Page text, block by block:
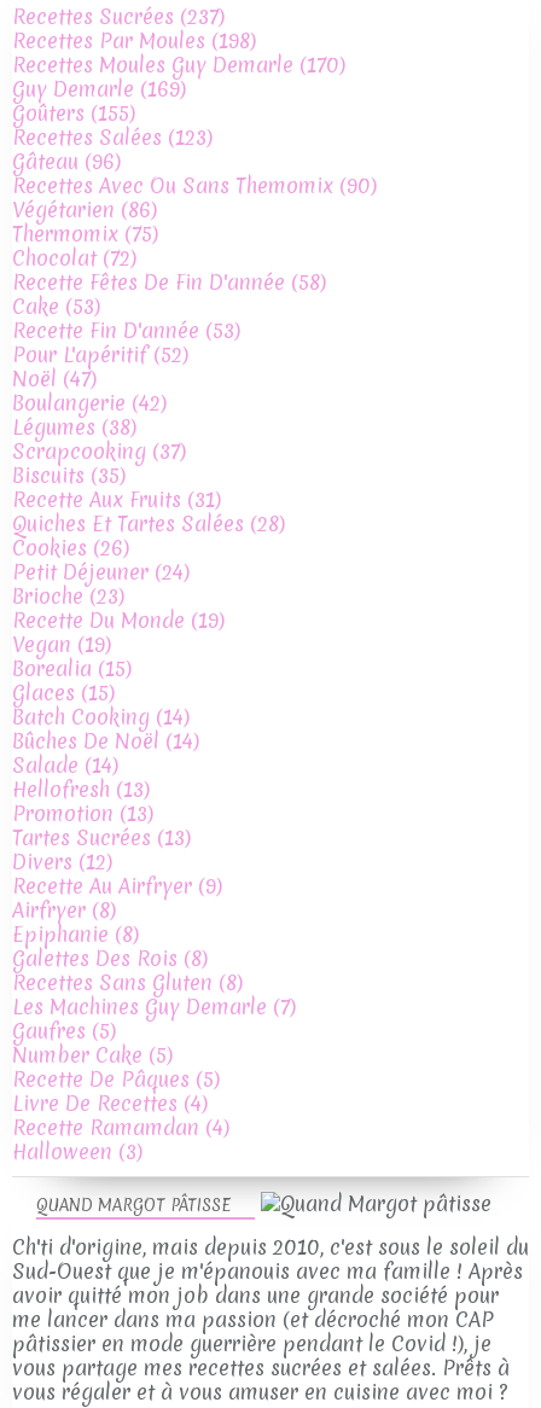
QUAND MARGOT PÂTISSE
Ch'ti d'origine, mais depuis 2010, c'est sous le soleil du
Sud-Ouest que je m'épanouis avec ma famille ! Après
avoir quitté mon job dans une grande société pour
me lancer dans ma passion (et décroché mon CAP
pâtissier en mode guerrière pendant le Covid !), je
vous partage mes recettes sucrées et salées. Prêts à
vous régaler et à vous amuser en cuisine avec moi ?
Recettes Sucrées (237)
Recettes Par Moules (198)
Recettes Moules Guy Demarle (170)
Guy Demarle (169)
Goûters (155)
Recettes Salées (123)
Gâteau (96)
Recettes Avec Ou Sans Themomix (90)
Végétarien (86)
Thermomix (75)
Chocolat(72)
Recette Fêtes De Fin D'année (58)
Cake (53)
Recette Fin D'année (53)
Pour L'apéritif(52)
Noël (47)
Boulangerie (42)
Légumes (38)
Scrapcooking (37)
Biscuits (35)
Recette Aux Fruits (31)
Quiches Et Tartes Salées (28)
Cookies (26)
Petit Déjeuner (24)
Brioche(23)
Recette Du Monde (19)
Vegan (19)
Borealia (15)
Glaces (15)
Batch Cooking (14)
Bûches De Noël (14)
Salade (14)
Hellofresh (13)
Promotion (13)
Tartes Sucrées (13)
Divers (12)
Recette Au Airfryer (9)
Airfryer (8)
Epiphanie (8)
Galettes Des Rois (8)
Recettes Sans Gluten (8)
Les Machines Guy Demarle (7)
Gaufres (5)
Number Cake (5)
Recette De Pâques (5)
Livre De Recettes (4)
Recette Ramamdan (4)
Halloween (3)